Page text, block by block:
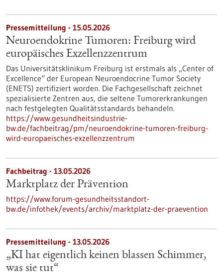
Pressemitteilung - 15.05.2026
Neuroendokrine Tumoren: Freiburg wird
europäisches Exzellenzzentrum
Das Universitätsklinikum Freiburg ist erstmals als „Center of
Excellence“ der European Neuroendocrine Tumor Society
(ENETS) zertifiziert worden. Die Fachgesellschaft zeichnet
spezialisierte Zentren aus, die seltene Tumorerkrankungen
nach festgelegten Qualitätsstandards behandeln.
https://www.gesundheitsindustrie-
bw.de/fachbeitrag/pm/neuroendokrine-tumoren-freiburg-
wird-europaeisches-exzellenzzentrum
Fachbeitrag - 13.05.2026
Marktplatz der Prävention
https://www.forum-gesundheitsstandort-
bw.de/infothek/events/archiv/marktplatz-der-praevention
Pressemitteilung - 13.05.2026
„KI hat eigentlich keinen blassen Schimmer,
was sie tut“